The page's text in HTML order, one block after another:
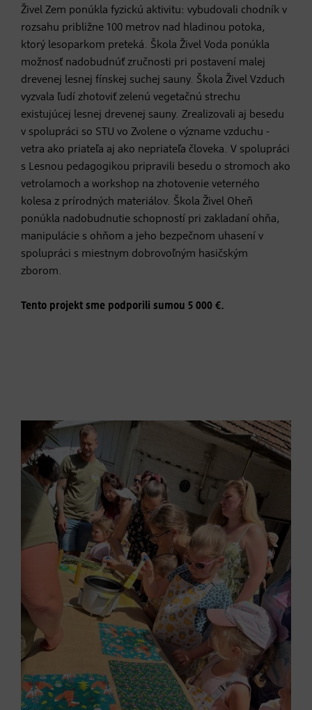
Živel Zem ponúkla fyzickú aktivitu: vybudovali chodník v
rozsahu približne 100 metrov nad hladinou potoka,
ktorý lesoparkom preteká. Škola Živel Voda ponúkla
možnosť nadobudnúť zručnosti pri postavení malej
drevenej lesnej fínskej suchej sauny. Škola Živel Vzduch
vyzvala ľudí zhotoviť zelenú vegetačnú strechu
existujúcej lesnej drevenej sauny. Zrealizovali aj besedu
v spolupráci so STU vo Zvolene o význame vzduchu -
vetra ako priateľa aj ako nepriateľa človeka. V spolupráci
s Lesnou pedagogikou pripravili besedu o stromoch ako
vetrolamoch a workshop na zhotovenie veterného
kolesa z prírodných materiálov. Škola Živel Oheň
ponúkla nadobudnutie schopností pri zakladaní ohňa,
manipulácie s ohňom a jeho bezpečnom uhasení v
spolupráci s miestnym dobrovoľným hasičským
zborom.
Tento projekt sme podporili sumou 5 000 €.